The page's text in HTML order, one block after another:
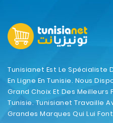
Tunisianet Est Le Spécialiste
En Ligne En Tunisie. Nous
Grand Choix Et Des Meilleurs
Tunisie. Tunisianet Travaille
Grandes Marques Qui Lui